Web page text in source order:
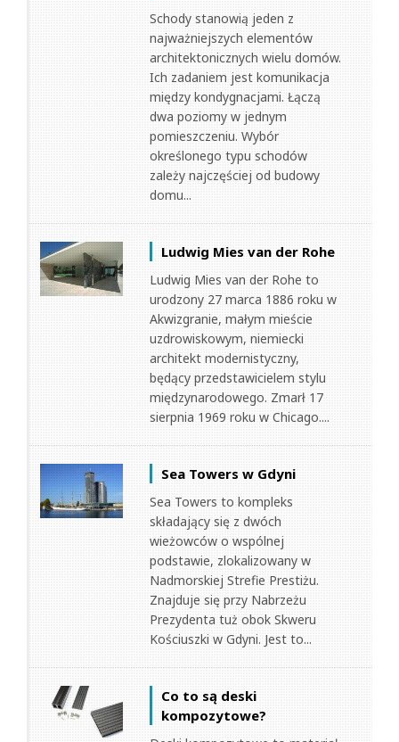
Schody stanowią jeden z
najważniejszych elementów
architektonicznych wielu domów.
Ich zadaniem jest komunikacja
między kondygnacjami. Łączą
dwa poziomy w jednym
pomieszczeniu. Wybór
określonego typu schodów
zależy najczęściej od budowy
domu...
Ludwig Mies van der Rohe
Ludwig Mies van der Rohe to
urodzony 27 marca 1886 roku w
Akwizgranie, małym mieście
uzdrowiskowym, niemiecki
architekt modernistyczny,
będący przedstawicielem stylu
międzynarodowego. Zmarł 17
sierpnia 1969 roku w Chicago....
Sea Towers w Gdyni
Sea Towers to kompleks
składający się z dwóch
wieżowców o wspólnej
podstawie, zlokalizowany w
Nadmorskiej Strefie Prestiżu.
Znajduje się przy Nabrzeżu
Prezydenta tuż obok Skweru
Kościuszki w Gdyni. Jest to...
Co to są deski
kompozytowe?